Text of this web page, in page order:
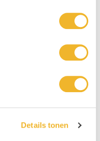
Details tonen